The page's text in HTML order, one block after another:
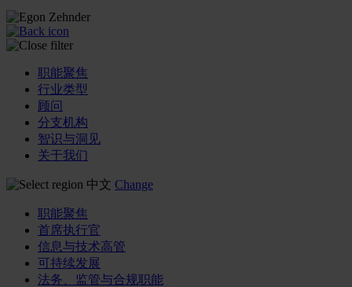
职能聚焦
行业类型
顾问
分支机构
智识与洞见
关于我们
中文 Change
职能聚焦
首席执行官
信息与技术高管
可持续发展
法务、监管与合规职能